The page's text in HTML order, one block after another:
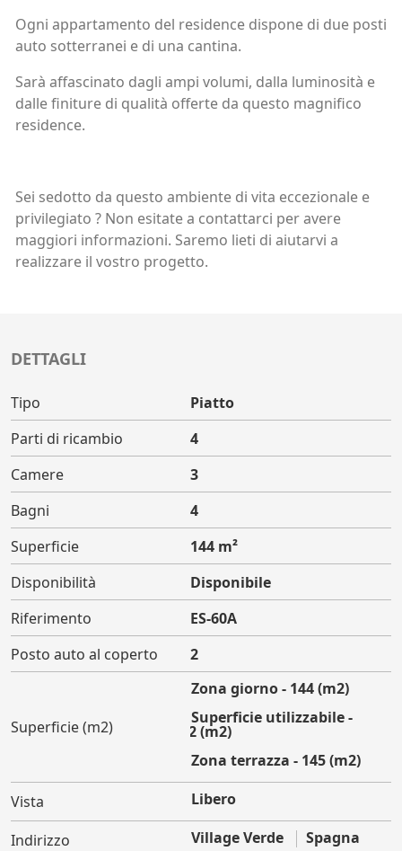
Ogni appartamento del residence dispone di due posti
auto sotterranei e di una cantina.
Sarà affascinato dagli ampi volumi, dalla luminosità e
dalle finiture di qualità offerte da questo magnifico
residence.
Sei sedotto da questo ambiente di vita eccezionale e
privilegiato ? Non esitate a contattarci per avere
maggiori informazioni. Saremo lieti di aiutarvi a
realizzare il vostro progetto.
DETTAGLI
Tipo
Piatto
Parti di ricambio
4
Camere
3
Bagni
4
Superficie
144 m²
Disponibilità
Disponibile
Riferimento
ES-60A
Posto auto al coperto
2
Superficie (m2)
Zona giorno - 144 (m2)
Superficie utilizzabile -
192 (m2)
Zona terrazza - 145 (m2)
Vista Libero
Indirizzo Village Verde Spagna